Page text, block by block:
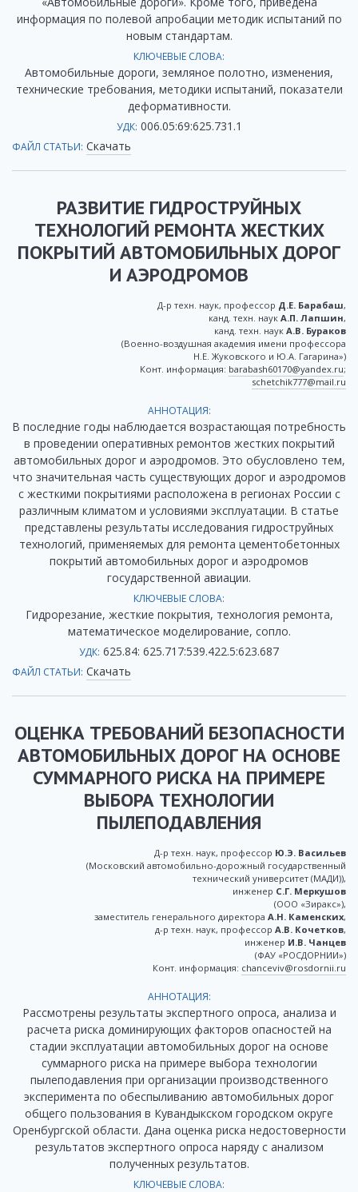
информация по полевой апробации методик испытаний по
новым стандартам.
КЛЮЧЕВЫЕ СЛОВА:
Автомобильные дороги, земляное полотно, изменения,
технические требования, методики испытаний, показатели
деформативности.
УДК: 006.05:69:625.731.1
ФАЙЛ СТАТЬИ: Скачать
РАЗВИТИЕ ГИДРОСТРУЙНЫХ
ТЕХНОЛОГИЙ РЕМОНТА ЖЕСТКИХ
ПОКРЫТИЙ АВТОМОБИЛЬНЫХ ДОРОГ
И АЭРОДРОМОВ
Д-р техн. наук, профессор Д.Е. Барабаш,
канд. техн. наук А.П. Лапшин,
канд. техн. наук А.В. Бураков
(Военно-воздушная академия имени профессора
Н.Е. Жуковского и Ю.А. Гагарина»)
Конт. информация: barabash60170@yandex.ru;
schetchik777@mail.ru
АННОТАЦИЯ:
В последние годы наблюдается возрастающая потребность
в проведении оперативных ремонтов жестких покрытий
автомобильных дорог и аэродромов. Это обусловлено тем,
что значительная часть существующих дорог и аэродромов
с жесткими покрытиями расположена в регионах России с
различным климатом и условиями эксплуатации. В статье
представлены результаты исследования гидроструйных
технологий, применяемых для ремонта цементобетонных
покрытий автомобильных дорог и аэродромов
государственной авиации.
КЛЮЧЕВЫЕ СЛОВА:
Гидрорезание, жесткие покрытия, технология ремонта,
математическое моделирование, сопло.
УДК: 625.84: 625.717:539.422.5:623.687
ФАЙЛ СТАТЬИ: Скачать
ОЦЕНКА ТРЕБОВАНИЙ БЕЗОПАСНОСТИ
АВТОМОБИЛЬНЫХ ДОРОГ НА ОСНОВЕ
СУММАРНОГО РИСКА НА ПРИМЕРЕ
ВЫБОРА ТЕХНОЛОГИИ
ПЫЛЕПОДАВЛЕНИЯ
Д-р техн. наук, профессор Ю.Э. Васильев
(Московский автомобильно-дорожный государственный
технический университет (МАДИ)),
инженер С.Г. Меркушов
(ООО «Зиракс»),
заместитель генерального директора А.Н. Каменских,
д-р техн. наук, профессор А.В. Кочетков,
инженер И.В. Чанцев
(ФАУ «РОСДОРНИИ»)
Конт. информация: chanceviv@rosdornii.ru
АННОТАЦИЯ:
Рассмотрены результаты экспертного опроса, анализа и
расчета риска доминирующих факторов опасностей на
стадии эксплуатации автомобильных дорог на основе
суммарного риска на примере выбора технологии
пылеподавления при организации производственного
эксперимента по обеспыливанию автомобильных дорог
общего пользования в Кувандыкском городском округе
Оренбургской области. Дана оценка риска недостоверности
результатов экспертного опроса наряду с анализом
полученных результатов.
КЛЮЧЕВЫЕ СЛОВА: